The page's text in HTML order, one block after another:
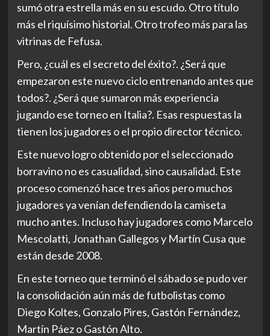
sumó otra estrella más en su escudo. Otro título
más el riquísimo historial. Otro trofeo más para las
vitrinas de Fefusa.
Pero, ¿cuál es el secreto del éxito?. ¿Será que
empezaron este nuevo ciclo entrenando antes que
todos?. ¿Será que sumaron más experiencia
jugando ese torneo en Italia?. Esas respuestas la
tienen los jugadores o el propio director técnico.
Este nuevo logro obtenido por el seleccionado
borravino no es casualidad, sino causalidad. Este
proceso comenzó hace tres años pero muchos
jugadores ya venían defendiendo la camiseta
mucho antes. Incluso hay jugadores como Marcelo
Mescolatti, Jonathan Gallegos y Martín Cusa que
están desde 2008.
En este torneo que terminó el sábado se pudo ver
la consolidación aún más de futbolistas como
Diego Koltes, Gonzalo Pires, Gastón Fernández,
Martín Páez o Gastón Alto.